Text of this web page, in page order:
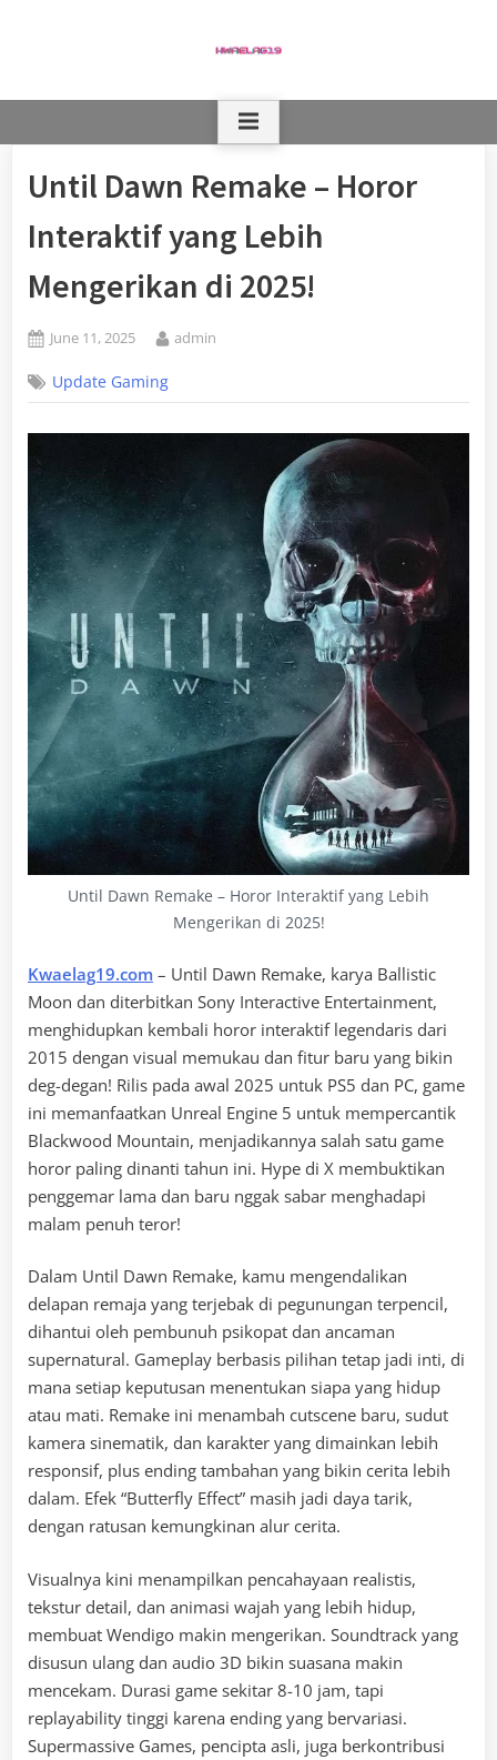
Until Dawn Remake – Horor
Interaktif yang Lebih
Mengerikan di 2025!
Posted
June 11, 2025 By
admin
Update Gaming
Until Dawn Remake – Horor Interaktif yang Lebih
Mengerikan di 2025!
Kwaelag19.com – Until Dawn Remake, karya Ballistic
Moon dan diterbitkan Sony Interactive Entertainment,
menghidupkan kembali horor interaktif legendaris dari
2015 dengan visual memukau dan fitur baru yang bikin
deg-degan! Rilis pada awal 2025 untuk PS5 dan PC, game
ini memanfaatkan Unreal Engine 5 untuk mempercantik
Blackwood Mountain, menjadikannya salah satu game
horor paling dinanti tahun ini. Hype di X membuktikan
penggemar lama dan baru nggak sabar menghadapi
malam penuh teror!
Dalam Until Dawn Remake, kamu mengendalikan
delapan remaja yang terjebak di pegunungan terpencil,
dihantui oleh pembunuh psikopat dan ancaman
supernatural. Gameplay berbasis pilihan tetap jadi inti, di
mana setiap keputusan menentukan siapa yang hidup
atau mati. Remake ini menambah cutscene baru, sudut
kamera sinematik, dan karakter yang dimainkan lebih
responsif, plus ending tambahan yang bikin cerita lebih
dalam. Efek “Butterfly Effect” masih jadi daya tarik,
dengan ratusan kemungkinan alur cerita.
Visualnya kini menampilkan pencahayaan realistis,
tekstur detail, dan animasi wajah yang lebih hidup,
membuat Wendigo makin mengerikan. Soundtrack yang
disusun ulang dan audio 3D bikin suasana makin
mencekam. Durasi game sekitar 8-10 jam, tapi
replayability tinggi karena ending yang bervariasi.
Supermassive Games, pencipta asli, juga berkontribusi